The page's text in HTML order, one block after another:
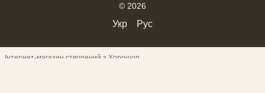
© 2026
Укр Рус
Інтернет-магазин створений з Хорошоп